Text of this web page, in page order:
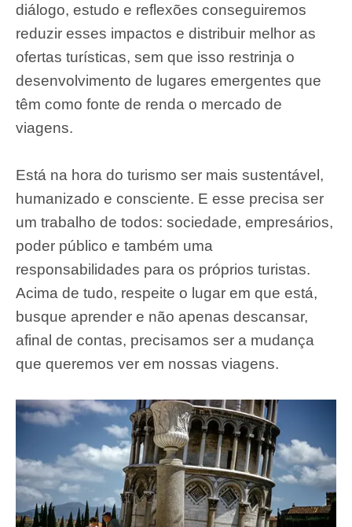
diálogo, estudo e reflexões conseguiremos
reduzir esses impactos e distribuir melhor as
ofertas turísticas, sem que isso restrinja o
desenvolvimento de lugares emergentes que
têm como fonte de renda o mercado de
viagens.
Está na hora do turismo ser mais sustentável,
humanizado e consciente. E esse precisa ser
um trabalho de todos: sociedade, empresários,
poder público e também uma
responsabilidades para os próprios turistas.
Acima de tudo, respeite o lugar em que está,
busque aprender e não apenas descansar,
afinal de contas, precisamos ser a mudança
que queremos ver em nossas viagens.